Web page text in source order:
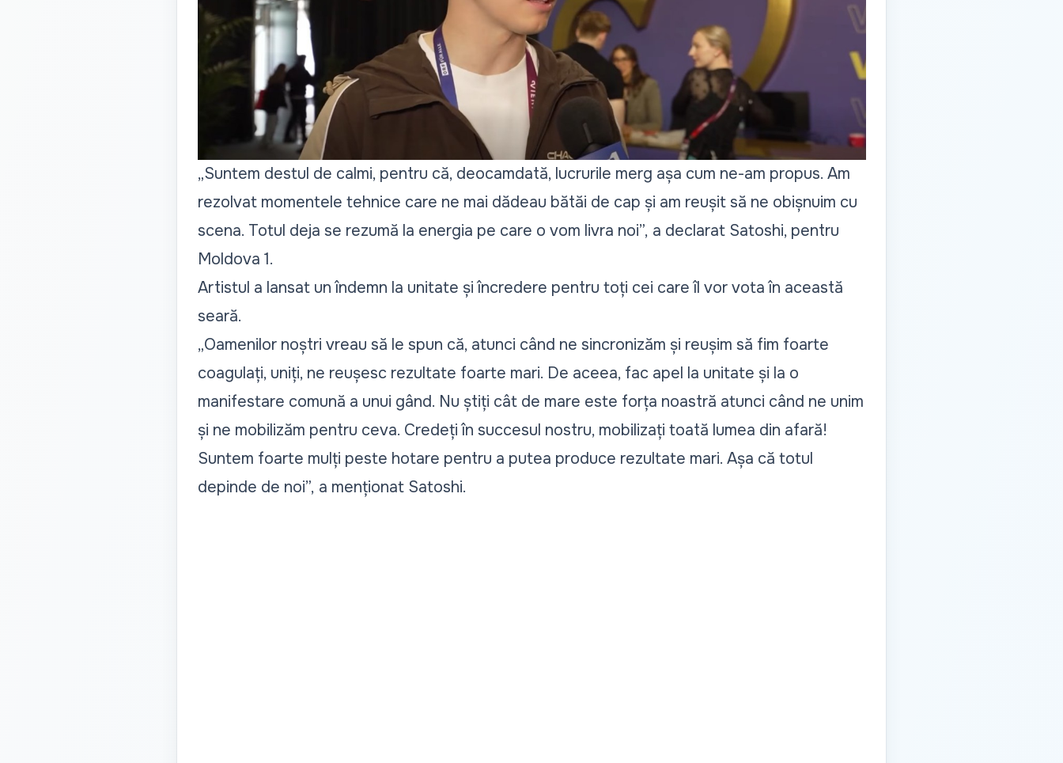
„Suntem destul de calmi, pentru că, deocamdată, lucrurile merg așa cum ne-am propus. Am
rezolvat momentele tehnice care ne mai dădeau bătăi de cap și am reușit să ne obișnuim cu
scena. Totul deja se rezumă la energia pe care o vom livra noi”, a declarat Satoshi, pentru
Moldova 1.
Artistul a lansat un îndemn la unitate și încredere pentru toți cei care îl vor vota în această
seară.
„Oamenilor noștri vreau să le spun că, atunci când ne sincronizăm și reușim să fim foarte
coagulați, uniți, ne reușesc rezultate foarte mari. De aceea, fac apel la unitate și la o
manifestare comună a unui gând. Nu știți cât de mare este forța noastră atunci când ne unim
și ne mobilizăm pentru ceva. Credeți în succesul nostru, mobilizați toată lumea din afară!
Suntem foarte mulți peste hotare pentru a putea produce rezultate mari. Așa că totul
depinde de noi”, a menționat Satoshi.